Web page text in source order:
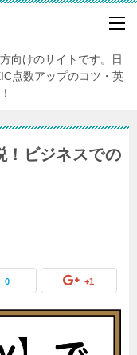
向けのサイトです。日
点数アップのコツ・英
！ビジネスでの
0 +1